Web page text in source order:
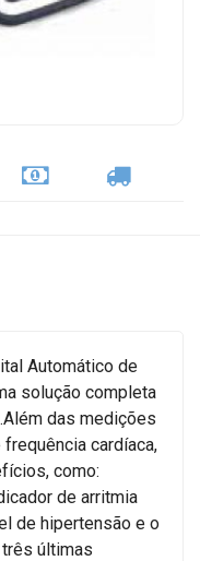
FORMAS
CALCULAR
FRETE
Automático de
solução completa
das medições
cardíaca,
como:
de arritmia
de hipertensão e o
últimas